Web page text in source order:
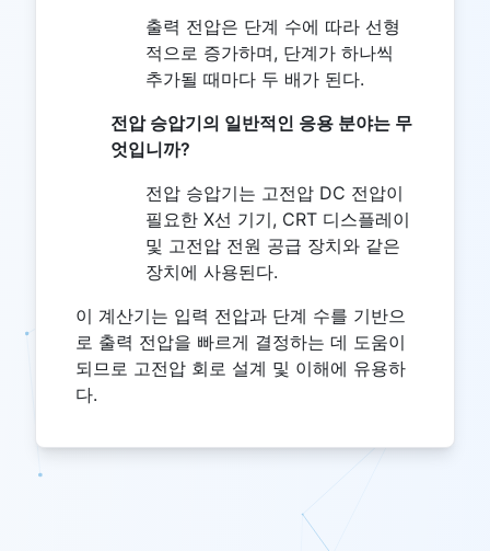
출력 전압은 단계 수에 따라 선형
적으로 증가하며, 단계가 하나씩
추가될 때마다 두 배가 된다.
전압 승압기의 일반적인 응용 분야는 무
엇입니까?
전압 승압기는 고전압 DC 전압이
필요한 X선 기기, CRT 디스플레이
및 고전압 전원 공급 장치와 같은
장치에 사용된다.
이 계산기는 입력 전압과 단계 수를 기반으
로 출력 전압을 빠르게 결정하는 데 도움이
되므로 고전압 회로 설계 및 이해에 유용하
다.